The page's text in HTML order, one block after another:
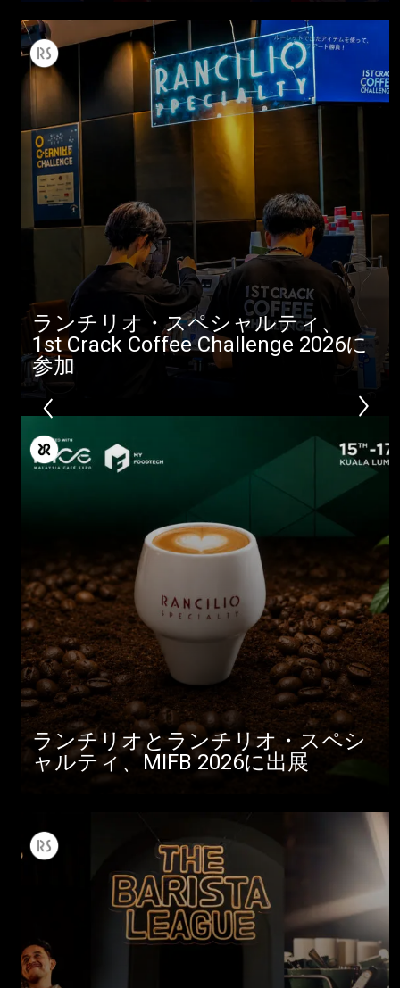
ランチリオ・スペシャルティ、
1st Crack Coffee Challenge 2026に
参加
ランチリオとランチリオ・スペシ
ャルティ、MIFB 2026に出展
すべて
製品情報
ニュース
ダウンロード
もっと見る